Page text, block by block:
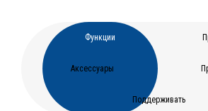
Функции
Аксессуары
Поддерживать